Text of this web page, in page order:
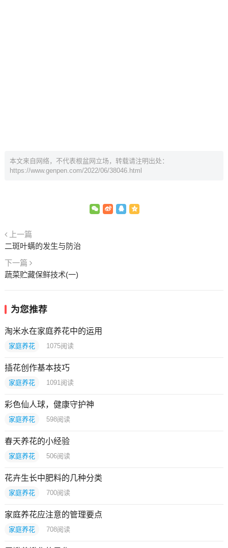
本文来自网络，不代表根盆网立场，转载请注明出处：
https://www.genpen.com/2022/06/38046.html
上一篇
二斑叶螨的发生与防治
下一篇
蔬菜贮藏保鲜技术(一)
为您推荐
淘米水在家庭养花中的运用
家庭养花 1075阅读
插花创作基本技巧
家庭养花 1091 阅读
彩色仙人球，健康守护神
家庭养花 598阅读
春天养花的小经验
家庭养花 506阅读
花卉生长中肥料的几种分类
家庭养花 700阅读
家庭养花应注意的管理要点
家庭养花 708阅读